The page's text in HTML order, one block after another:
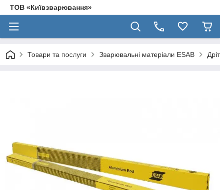
ТОВ «Київзварювання»
Товари та послуги Зварювальні матеріали ESAB